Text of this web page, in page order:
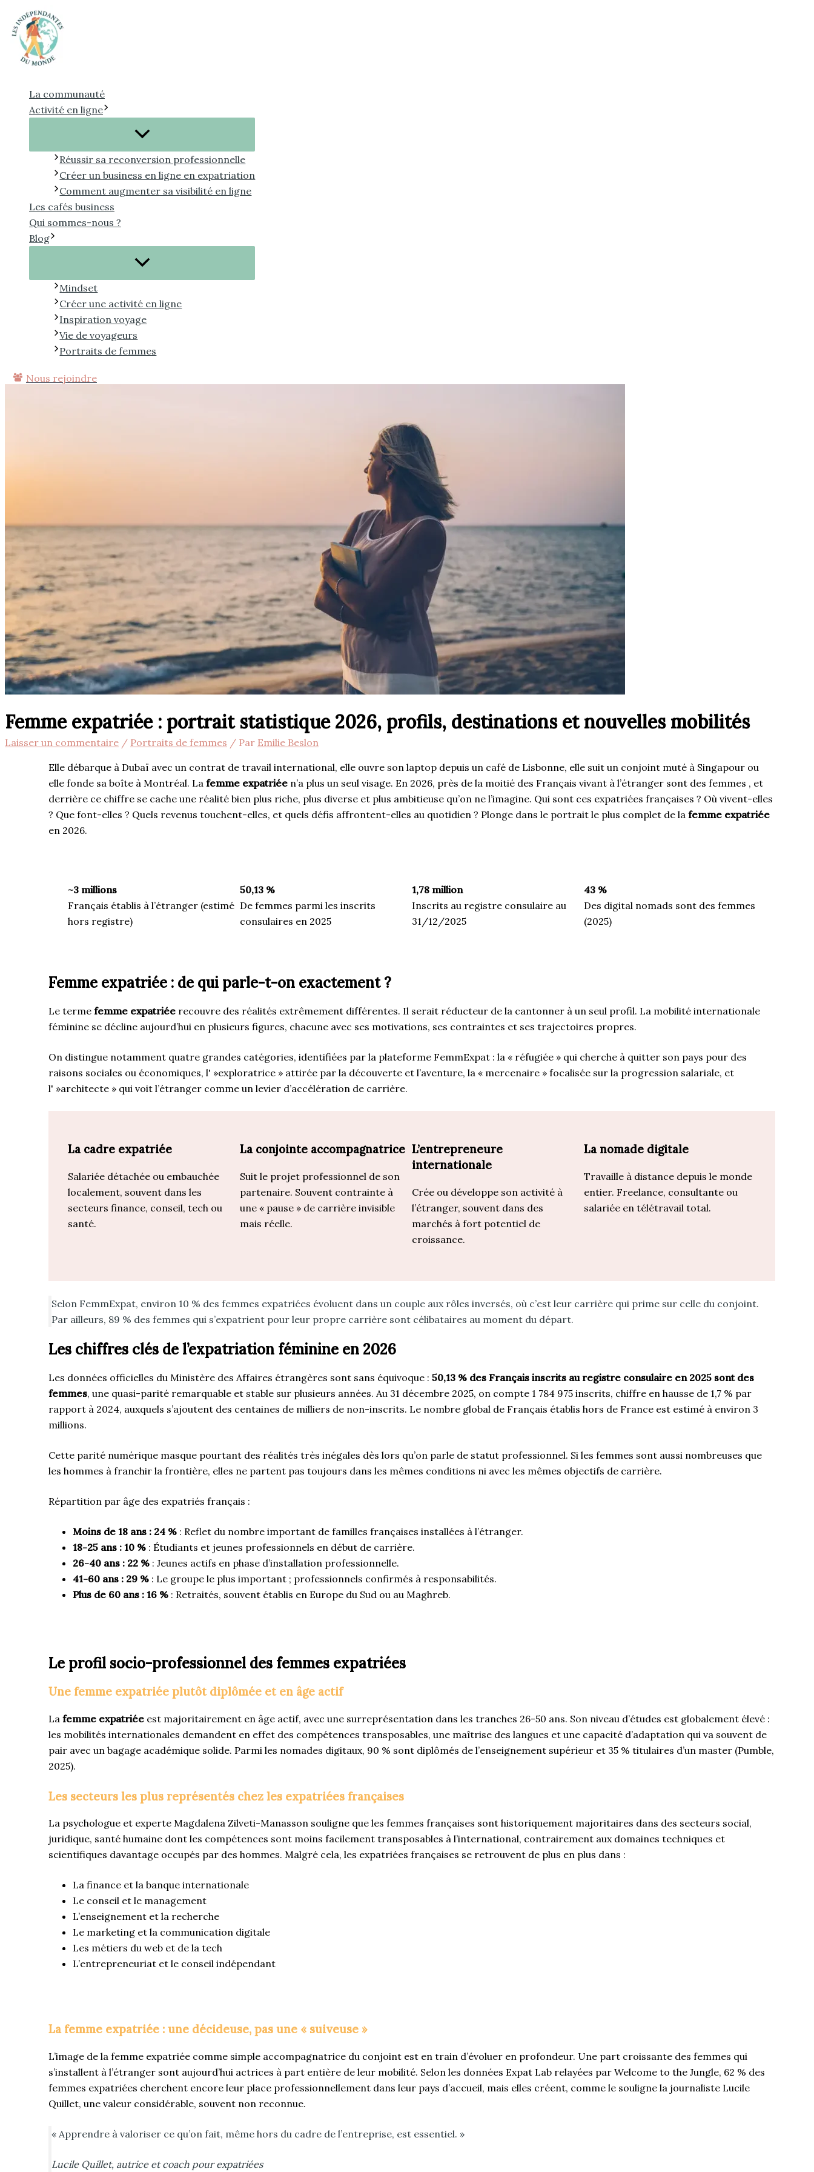
Aller
au
contenu
La communauté
Activité en ligne
Réussir sa reconversion professionnelle
Créer un business en ligne en expatriation
Comment augmenter sa visibilité en ligne
Les cafés business
Qui sommes-nous ?
Blog
Mindset
Créer une activité en ligne
Inspiration voyage
Vie de voyageurs
Portraits de femmes
Nous rejoindre
Femme expatriée : portrait statistique 2026, profils, destinations et nouvelles mobilités
Laisser un commentaire / Portraits de femmes / Par Emilie Beslon
Elle débarque à Dubaï avec un contrat de travail international, elle ouvre son laptop depuis un café de Lisbonne, elle suit un conjoint muté à Singapour ou
elle fonde sa boîte à Montréal. La femme expatriée n’a plus un seul visage. En 2026, près de la moitié des Français vivant à l’étranger sont des femmes , et
derrière ce chiffre se cache une réalité bien plus riche, plus diverse et plus ambitieuse qu’on ne l’imagine. Qui sont ces expatriées françaises ? Où vivent-elles
? Que font-elles ? Quels revenus touchent-elles, et quels défis affrontent-elles au quotidien ? Plonge dans le portrait le plus complet de la femme expatriée
en 2026.
~3 millions
Français établis à l’étranger (estimé
hors registre)
50,13 %
De femmes parmi les inscrits
consulaires en 2025
1,78 million
Inscrits au registre consulaire au
31/12/2025
43 %
Des digital nomads sont des femmes
(2025)
Femme expatriée : de qui parle-t-on exactement ?
Le terme femme expatriée recouvre des réalités extrêmement différentes. Il serait réducteur de la cantonner à un seul profil. La mobilité internationale
féminine se décline aujourd’hui en plusieurs figures, chacune avec ses motivations, ses contraintes et ses trajectoires propres.
On distingue notamment quatre grandes catégories, identifiées par la plateforme FemmExpat : la « réfugiée » qui cherche à quitter son pays pour des
raisons sociales ou économiques, l' »exploratrice » attirée par la découverte et l’aventure, la « mercenaire » focalisée sur la progression salariale, et
l' »architecte » qui voit l’étranger comme un levier d’accélération de carrière.
La cadre expatriée
Salariée détachée ou embauchée
localement, souvent dans les
secteurs finance, conseil, tech ou
santé.
La conjointe accompagnatrice
Suit le projet professionnel de son
partenaire. Souvent contrainte à
une « pause » de carrière invisible
mais réelle.
L’entrepreneure
internationale
Crée ou développe son activité à
l’étranger, souvent dans des
marchés à fort potentiel de
croissance.
La nomade digitale
Travaille à distance depuis le monde
entier. Freelance, consultante ou
salariée en télétravail total.
Selon FemmExpat, environ 10 % des femmes expatriées évoluent dans un couple aux rôles inversés, où c’est leur carrière qui prime sur celle du conjoint.
Par ailleurs, 89 % des femmes qui s’expatrient pour leur propre carrière sont célibataires au moment du départ.
Les chiffres clés de l’expatriation féminine en 2026
Les données officielles du Ministère des Affaires étrangères sont sans équivoque : 50,13 % des Français inscrits au registre consulaire en 2025 sont des
femmes, une quasi-parité remarquable et stable sur plusieurs années. Au 31 décembre 2025, on compte 1 784 975 inscrits, chiffre en hausse de 1,7 % par
rapport à 2024, auxquels s’ajoutent des centaines de milliers de non-inscrits. Le nombre global de Français établis hors de France est estimé à environ 3
millions.
Cette parité numérique masque pourtant des réalités très inégales dès lors qu’on parle de statut professionnel. Si les femmes sont aussi nombreuses que
les hommes à franchir la frontière, elles ne partent pas toujours dans les mêmes conditions ni avec les mêmes objectifs de carrière.
Répartition par âge des expatriés français :
Moins de 18 ans : 24 % : Reflet du nombre important de familles françaises installées à l’étranger.
18-25 ans : 10 % : Étudiants et jeunes professionnels en début de carrière.
26-40 ans : 22 % : Jeunes actifs en phase d’installation professionnelle.
41-60 ans : 29 % : Le groupe le plus important ; professionnels confirmés à responsabilités.
Plus de 60 ans : 16 % : Retraités, souvent établis en Europe du Sud ou au Maghreb.
Le profil socio-professionnel des femmes expatriées
Une femme expatriée plutôt diplômée et en âge actif
La femme expatriée est majoritairement en âge actif, avec une surreprésentation dans les tranches 26-50 ans. Son niveau d’études est globalement élevé :
les mobilités internationales demandent en effet des compétences transposables, une maîtrise des langues et une capacité d’adaptation qui va souvent de
pair avec un bagage académique solide. Parmi les nomades digitaux, 90 % sont diplômés de l’enseignement supérieur et 35 % titulaires d’un master (Pumble,
2025).
Les secteurs les plus représentés chez les expatriées françaises
La psychologue et experte Magdalena Zilveti-Manasson souligne que les femmes françaises sont historiquement majoritaires dans des secteurs social,
juridique, santé humaine dont les compétences sont moins facilement transposables à l’international, contrairement aux domaines techniques et
scientifiques davantage occupés par des hommes. Malgré cela, les expatriées françaises se retrouvent de plus en plus dans :
La finance et la banque internationale
Le conseil et le management
L’enseignement et la recherche
Le marketing et la communication digitale
Les métiers du web et de la tech
L’entrepreneuriat et le conseil indépendant
La femme expatriée : une décideuse, pas une « suiveuse »
L’image de la femme expatriée comme simple accompagnatrice du conjoint est en train d’évoluer en profondeur. Une part croissante des femmes qui
s’installent à l’étranger sont aujourd’hui actrices à part entière de leur mobilité. Selon les données Expat Lab relayées par Welcome to the Jungle, 62 % des
femmes expatriées cherchent encore leur place professionnellement dans leur pays d’accueil, mais elles créent, comme le souligne la journaliste Lucile
Quillet, une valeur considérable, souvent non reconnue.
« Apprendre à valoriser ce qu’on fait, même hors du cadre de l’entreprise, est essentiel. »
Lucile Quillet, autrice et coach pour expatriées